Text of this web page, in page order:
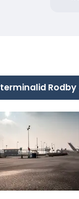
Rodby